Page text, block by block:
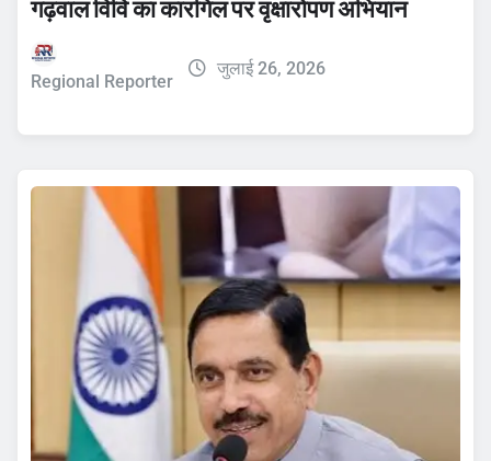
गढ़वाल विवि का कारगिल पर वृक्षारोपण अभियान
Regional Reporter
जुलाई 26, 2026